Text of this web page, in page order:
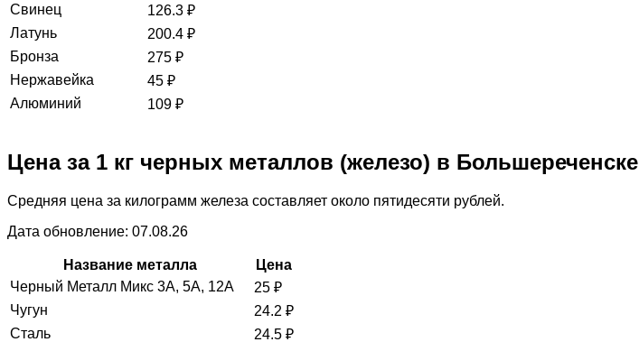
Свинец
126.3 ₽
Латунь
200.4 ₽
Бронза
275 ₽
Нержавейка
45 ₽
Алюминий
109 ₽
Цена за 1 кг черных металлов (железо) в Большереченске
Средняя цена за килограмм железа составляет около пятидесяти рублей.
Дата обновление: 07.08.26
Название металла
Цена
Черный Металл Микс 3А, 5А, 12А
25 ₽
Чугун
24.2 ₽
Сталь
24.5 ₽